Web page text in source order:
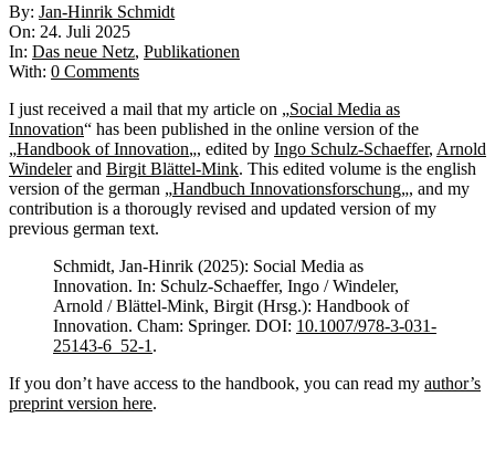
By: Jan-Hinrik Schmidt
On: 24. Juli 2025
In: Das neue Netz, Publikationen
With: 0 Comments
I just received a mail that my article on „Social Media as
Innovation“ has been published in the online version of the
„Handbook of Innovation„, edited by Ingo Schulz-Schaeffer, Arnold
Windelerand Birgit Blättel-Mink. This edited volume is the english
version of the german „Handbuch Innovationsforschung„, and my
contribution is a thorougly revised and updated version of my
previous german text.
Schmidt, Jan-Hinrik (2025): Social Media as
Innovation. In: Schulz-Schaeffer, Ingo / Windeler,
Arnold / Blättel-Mink, Birgit (Hrsg.): Handbook of
Innovation. Cham: Springer. DOI: 10.1007/978-3-031-
25143-6_52-1 .
If you don’t have access to the handbook, you can read my author’s
preprint version here.